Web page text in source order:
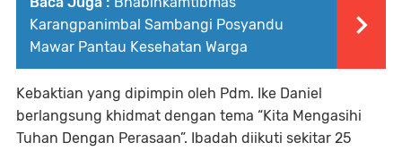
Karangpanimbal Sambangi Posyandu
Mawar Pantau Kesehatan Warga
Kebaktian yang dipimpin oleh Pdm. Ike Daniel
berlangsung khidmat dengan tema “Kita Mengasihi
Tuhan Dengan Perasaan”. Ibadah diikuti sekitar 25